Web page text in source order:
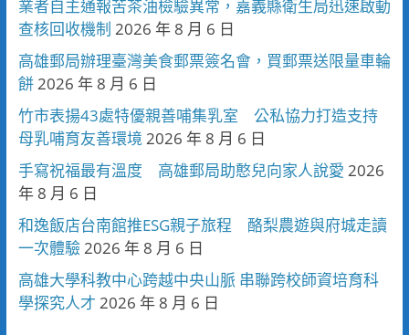
業者自主通報苦茶油檢驗異常，嘉義縣衛生局迅速啟動
查核回收機制 2026 年 8 月 6 日
高雄郵局辦理臺灣美食郵票簽名會，買郵票送限量車輪
餅2026 年 8 月 6 日
竹市表揚43處特優親善哺集乳室 公私協力打造支持
母乳哺育友善環境2026 年 8 月 6 日
手寫祝福最有溫度 高雄郵局助憨兒向家人說愛 2026
年 8 月 6 日
和逸飯店台南館推ESG親子旅程 酪梨農遊與府城走讀
一次體驗2026 年 8 月 6 日
高雄大學科教中心跨越中央山脈 串聯跨校師資培育科
學探究人才 2026 年 8 月 6 日